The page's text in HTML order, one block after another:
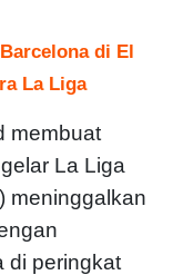
di El
La Liga
membuat
La Liga
meninggalkan
di peringkat